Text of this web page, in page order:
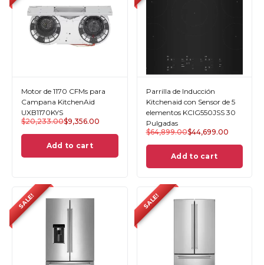
Motor de 1170 CFMs para
Campana KitchenAid
UXB1170KYS
$20,233.00$9,356.00
Add to cart
Parrilla de Inducción
Kitchenaid con Sensor de 5
elementos KCIG550JSS 30
Pulgadas
$64,899.00$44,699.00
Add to cart
SALE! SALE!